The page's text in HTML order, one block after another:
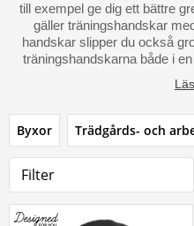
till exempel ge dig ett bättre
gäller träningshandskar
handskar slipper du också
träningshandskarna både i
Byxor Trädgårds- och
Filter